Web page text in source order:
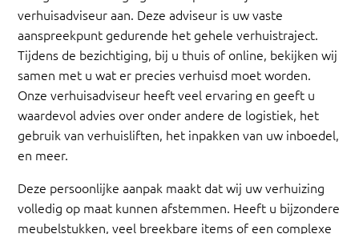
verhuisadviseur aan. Deze adviseur is uw vaste
aanspreekpunt gedurende het gehele verhuistraject.
Tijdens de bezichtiging, bij u thuis of online, bekijken wij
samen met u wat er precies verhuisd moet worden.
Onze verhuisadviseur heeft veel ervaring en geeft u
waardevol advies over onder andere de logistiek, het
gebruik van verhuisliften, het inpakken van uw inboedel,
en meer.
Deze persoonlijke aanpak maakt dat wij uw verhuizing
volledig op maat kunnen afstemmen. Heeft u bijzondere
meubelstukken, veel breekbare items of een complexe